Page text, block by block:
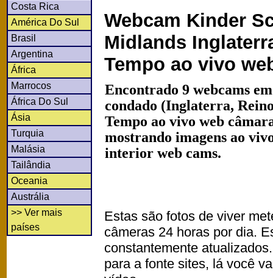
Costa Rica
América Do Sul
Brasil
Argentina
África
Marrocos
África Do Sul
Ásia
Turquia
Malásia
Tailândia
Oceania
Austrália
>> Ver mais
países
Webcam Kinder
Midlands
Tempo ao vivo
Encontrado 9 webcams
condado (Inglaterra,
Tempo ao vivo web
mostrando imagens ao
interior web cams.
Estas são fotos de viver
câmeras 24 horas por dia.
constantemente
para a fonte sites, lá você